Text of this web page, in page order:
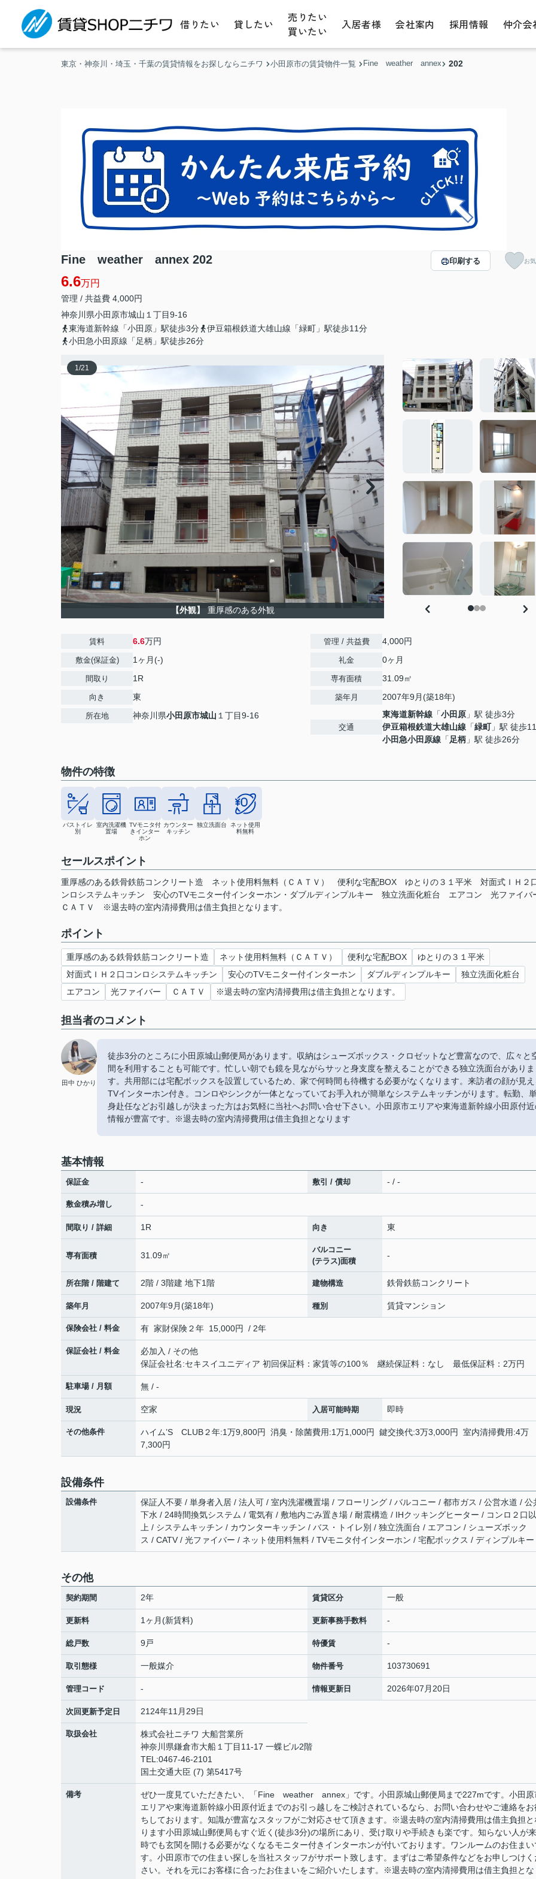
借りたい 貸したい
売りたい
買いたい
入居者様 会社案内 採用情報 仲介会
東京・神奈川・埼玉・千葉の賃貸情報をお探しならニチワ 小田原市の賃貸物件一覧 Fine weather annex 202
Fine weather annex 202
6.6万円
管理 / 共益費 4,000円
神奈川県小田原市城山 １丁目9-16
東海道新幹線「小田原」駅徒歩3分
伊豆箱根鉄道大雄山線「緑町」駅徒歩11分
小田急小田原線「足柄」駅徒歩26分
印刷する お
1/21
【外観】 重厚感のある外観
賃料 6.6万円
敷金(保証金) 1ヶ月(-)
間取り 1R
向き 東
所在地 神奈川県小田原市城山 １丁目9-16
管理 / 共益費 4,000円
礼金 0ヶ月
専有面積 31.09㎡
築年月 2007年9月(築18年)
交通
東海道新幹線 「小田原 」駅 徒歩3分
伊豆箱根鉄道大雄山線 「緑町」駅 徒歩
小田急小田原線 「 足柄 」駅 徒歩26分
物件の特徴
バストイレ
別
室内洗濯機
置場
TVモニタ付
きインター
ホン
カウンター
キッチン
独立洗面台
ネット使用
料無料
セールスポイント
重厚感のある鉄骨鉄筋コンクリート造 ネット使用料無料（ＣＡＴＶ） 便利な宅配BOX ゆとりの３１平米 対面式ＩＨ２
ンロシステムキッチン 安心のTVモニター付インターホン・ダブルディンプルキー 独立洗面化粧台 エアコン 光ファイ
ＣＡＴＶ ※退去時の室内清掃費用は借主負担となります。
ポイント
重厚感のある鉄骨鉄筋コンクリート造 ネット使用料無料（ＣＡＴＶ） 便利な宅配BOX
ゆとりの３１平米
対面式ＩＨ２口コンロシステムキッチン
安心のTVモニター付インターホン ダブルディンプルキー
独立洗面化粧台
エアコン
光ファイバー ＣＡＴＶ ※退去時の室内清掃費用は借主負担となります。
担当者のコメント
田中 ひかり
徒歩3分のところに小田原城山郵便局があります。収納はシューズボックス・クロゼットなど豊富なので、広々と
間を利用することも可能です。忙しい朝でも鏡を見ながらサッと身支度を整えることができる独立洗面台がありま
す。共用部には宅配ボックスを設置しているため、家で何時間も待機する必要がなくなります。来訪者の顔が見
TVインターホン付き。コンロやシンクが一体となっていてお手入れが簡単なシステムキッチンがります。転勤、
身赴任などお引越しが決まった方はお気軽に当社へお問い合せ下さい。小田原市エリアや東海道新幹線小田原付
情報が豊富です。※退去時の室内清掃費用は借主負担となります
基本情報
保証金 - 敷引 / 償却 - / -
敷金積み増し -
間取り / 詳細 1R 向き 東
専有面積 31.09㎡
バルコニー
(テラス)面積
-
所在階 / 階建て 2階 / 3階建 地下1階 建物構造 鉄骨鉄筋コンクリート
築年月 2007年9月(築18年) 種別 賃貸マンション
保険会社 / 料金 有 家財保険２年 15,000円 / 2年
保証会社 / 料金
必加入 / その他
保証会社名:セキスイユニディア 初回保証料：家賃等の100％ 継続保証料：なし 最低保証料：2万円
駐車場 / 月額 無 / -
現況 空家 入居可能時期 即時
その他条件
ハイム’S CLUB２年:1万9,800円 消臭・除菌費用:1万1,000円 鍵交換代:3万3,000円 室内清掃費用:4万
7,300円
設備条件
設備条件
保証人不要 / 単身者入居 / 法人可 / 室内洗濯機置場 / フローリング / バルコニー / 都市ガス / 公営水道 / 公
下水 / 24時間換気システム / 電気有 / 敷地内ごみ置き場 / 耐震構造 / IHクッキングヒーター / コンロ２口以
上 / システムキッチン / カウンターキッチン / バス・トイレ別 / 独立洗面台 / エアコン / シューズボック
ス / CATV / 光ファイバー / ネット使用料無料 / TVモニタ付インターホン / 宅配ボックス / ディンプルキー
その他
契約期間 2年 賃貸区分 一般
更新料 1ヶ月(新賃料) 更新事務手数料 -
総戸数 9戸 特優賃 -
取引態様 一般媒介 物件番号 103730691
管理コード - 情報更新日 2026年07月20日
次回更新予定日 2124年11月29日
取扱会社
株式会社ニチワ 大船営業所
神奈川県鎌倉市大船１丁目11-17 一蝶ビル2階
TEL:0467-46-2101
国土交通大臣 (7) 第5417号
備考
ぜひ一度見ていただきたい、「Fine weather annex」です。小田原城山郵便局まで227mです。小田原
エリアや東海道新幹線小田原付近までのお引っ越しをご検討されているなら、お問い合わせやご連絡をお
ちしております。知識が豊富なスタッフがご対応させて頂きます。※退去時の室内清掃費用は借主負担と
ります小田原城山郵便局もすぐ近く(徒歩3分)の場所にあり、受け取りや手続きも楽です。知らない人が
時でも玄関を開ける必要がなくなるモニター付きインターホンが付いております。ワンルームのお住まい
す。小田原市での住まい探しを当社スタッフがサポート致します。まずはご希望条件などをお申しつけく
さい。それを元にお客様に合ったお住まいをご紹介いたします。※退去時の室内清掃費用は借主負担とな